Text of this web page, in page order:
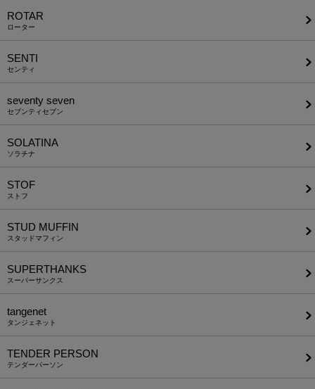
ROTAR
ローター
SENTI
センティ
seventy seven
セブンティセブン
SOLATINA
ソラチナ
STOF
ストフ
STUD MUFFIN
スタッドマフィン
SUPERTHANKS
スーパーサンクス
tangenet
タンジェネット
TENDER PERSON
テンダーパーソン